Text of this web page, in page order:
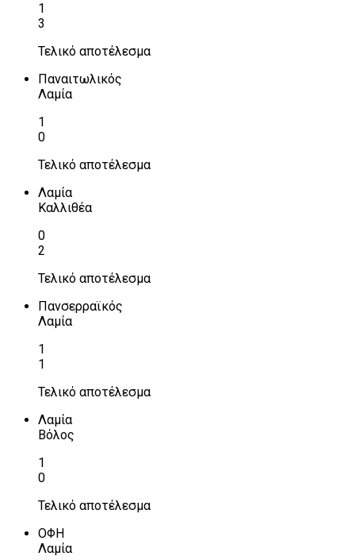
1
3
Τελικό αποτέλεσμα
Παναιτωλικός
Λαμία
1
0
Τελικό αποτέλεσμα
Λαμία
Καλλιθέα
0
2
Τελικό αποτέλεσμα
Πανσερραϊκός
Λαμία
1
1
Τελικό αποτέλεσμα
Λαμία
Βόλος
1
0
Τελικό αποτέλεσμα
ΟΦΗ
Λαμία